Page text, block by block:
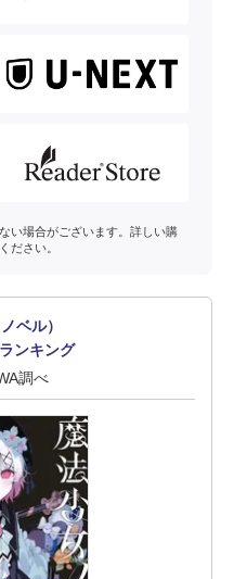
い場合がございます。詳しい購
ださい。
ベル）
ンキング
調べ